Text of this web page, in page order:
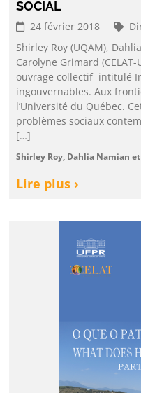
SOCIAL
24 février 2018
Shirley Roy (UQAM),
Carolyne Grimard
ouvrage collectif intitulé
ingouvernables. Aux
l’Université du Québec.
problèmes sociaux
[…]
Shirley Roy, Dahlia Namian
Lire plus ›